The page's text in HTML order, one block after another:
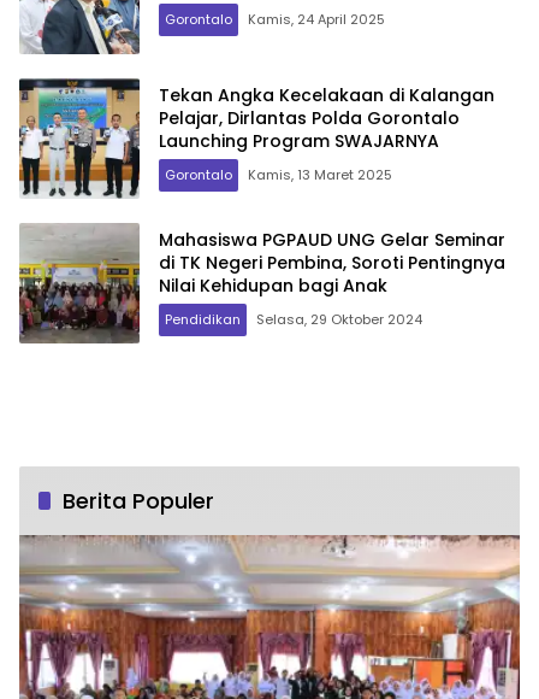
Gorontalo Kamis, 24 April 2025
Tekan Angka Kecelakaan di Kalangan
Pelajar, Dirlantas Polda Gorontalo
Launching Program SWAJARNYA
Gorontalo Kamis, 13 Maret 2025
Mahasiswa PGPAUD UNG Gelar Seminar
di TK Negeri Pembina, Soroti Pentingnya
Nilai Kehidupan bagi Anak
Pendidikan Selasa, 29 Oktober 2024
Berita Populer